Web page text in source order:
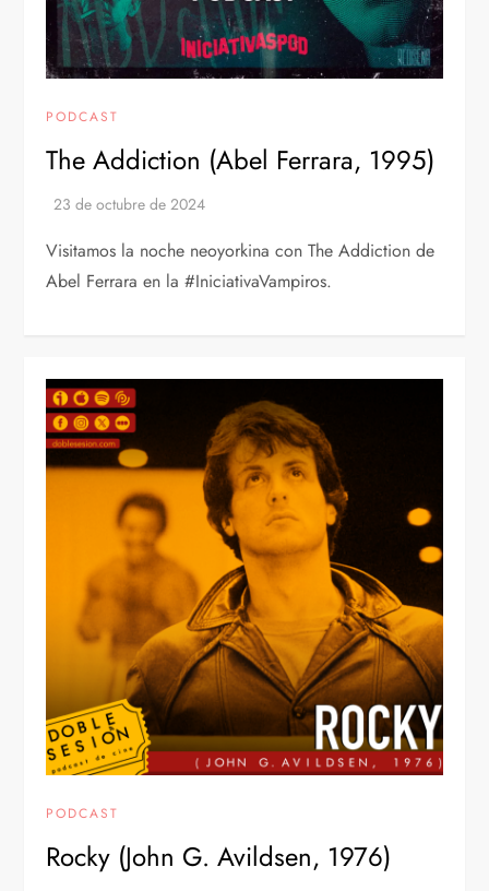
PODCAST
The Addiction (Abel Ferrara, 1995)
Visitamos la noche neoyorkina con The Addiction de
Abel Ferrara en la #IniciativaVampiros.
PODCAST
Rocky (John G. Avildsen, 1976)